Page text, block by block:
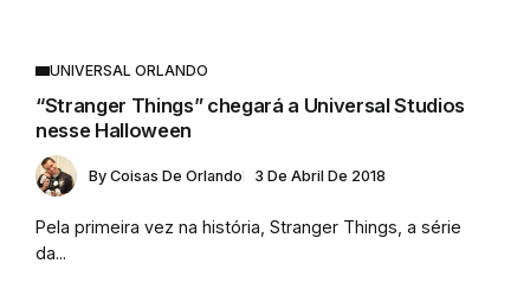
UNIVERSAL ORLANDO
“Stranger Things” chegará a Universal Studios
nesse Halloween
By Coisas De Orlando 3 De Abril De 2018
Pela primeira vez na história, Stranger Things, a série
da...